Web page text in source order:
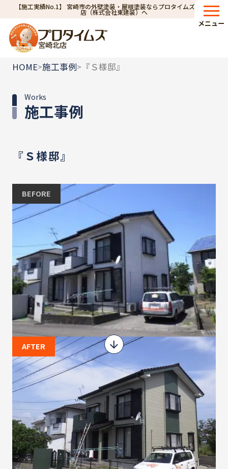
【施工実績No.1】 宮崎市の外壁塗装・屋根塗装ならプロタイムズ宮崎北
店（株式会社東建装）へ
宮崎北店
メニュー
HOME>施工事例> 『Ｓ様邸』
施工事例
Works
『Ｓ様邸』
BEFORE
AFTER